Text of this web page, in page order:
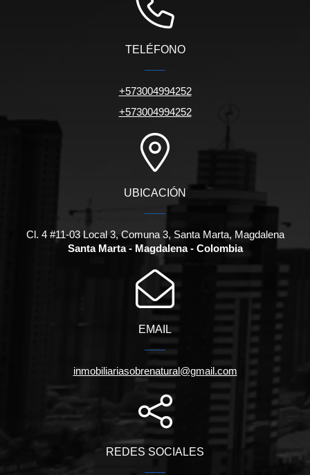
TELÉFONO
+573004994252
+573004994252
UBICACIÓN
Cl. 4 #11-03 Local 3, Comuna 3, Santa Marta, Magdalena
Santa Marta - Magdalena - Colombia
EMAIL
inmobiliariasobrenatural@gmail.com
REDES SOCIALES